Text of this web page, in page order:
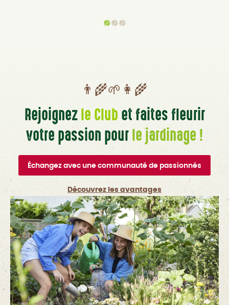
👨‍🌾🌱👩‍🌾
Rejoignezle Clubet faites fleurir
votre passion pourle jardinage !
Échangez avec une communauté de passionnés
Découvrez les avantages